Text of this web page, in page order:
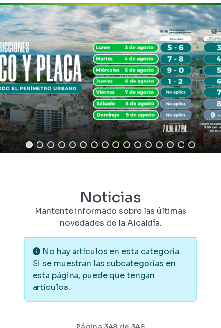
Noticias
Mantente informado sobre las últimas
novedades de la Alcaldía.
Información
No hay artículos en esta categoría.
Si se muestran las subcategorías en
esta página, puede que tengan
artículos.